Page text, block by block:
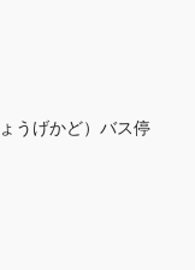
うげかど）バス停